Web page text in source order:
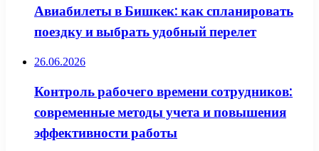
Авиабилеты в Бишкек: как спланировать
поездку и выбрать удобный перелет
26.06.2026
Контроль рабочего времени сотрудников:
современные методы учета и повышения
эффективности работы